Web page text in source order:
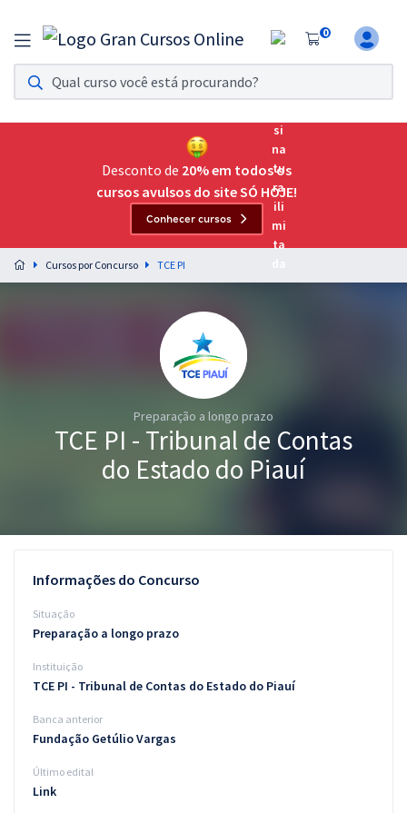
0
Assinatura Ilimitada 11
Acesso a todos os cursos. Teste grátis por 7 dias!
Assinatura OAB Até Passar
Acesso ilimitado a toda preparação para o Exame da
Preparação completa e intensiva para as principais
residências em saúde do Brasil
Conteúdo gratuito
Blog
Desconto de 20% em todos os
cursos avulsos do site SÓ HOJE!
Conhecer cursos
Cursos por Concurso TCE PI
Preparação a longo prazo
TCE PI - Tribunal de Contas
do Estado do Piauí
Informações do Concurso
Situação
Preparação a longo prazo
Instituição
TCE PI - Tribunal de Contas do Estado do Piauí
Banca anterior
Fundação Getúlio Vargas
Último edital
Link